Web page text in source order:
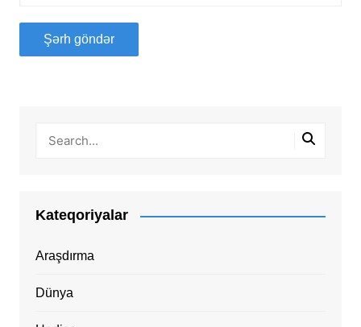
Kateqoriyalar
Araşdırma
Dünya